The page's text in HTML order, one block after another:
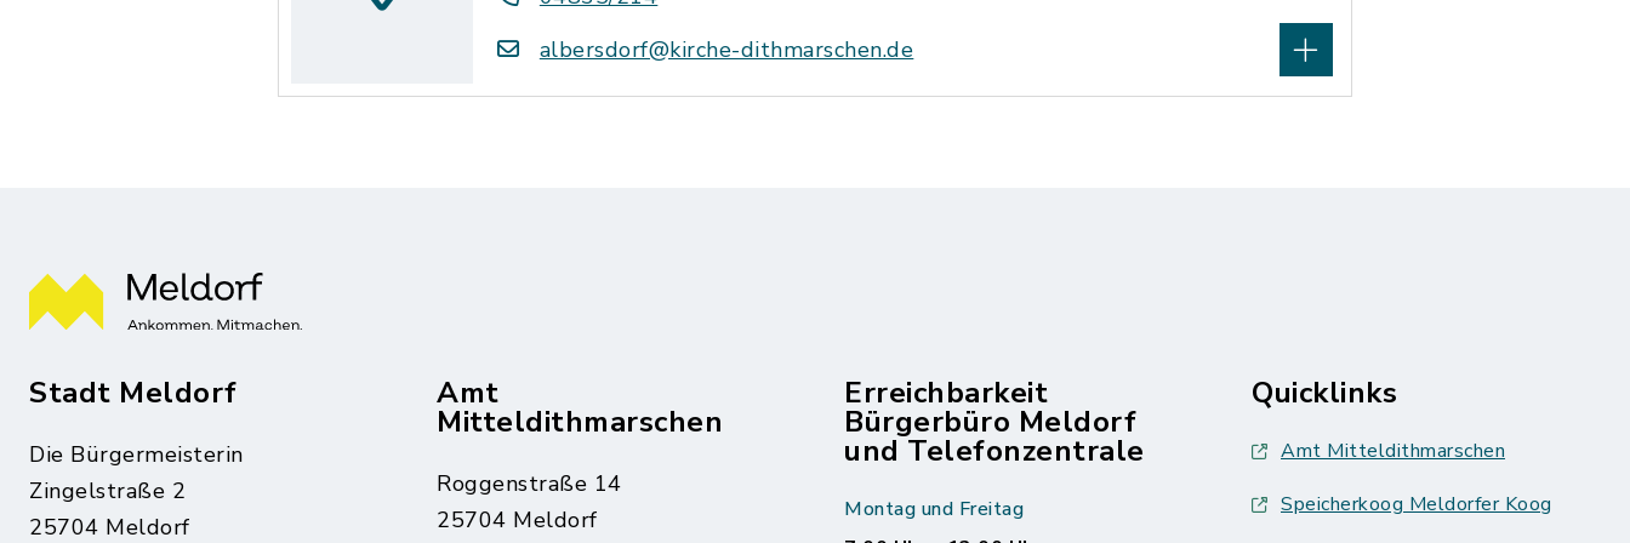
albersdorf@kirche-dithmarschen.de
Stadt Meldorf
Die Bürgermeisterin
Zingelstraße 2
25704 Meldorf
Amt
Mitteldithmarschen
Roggenstraße 14
25704 Meldorf
Erreichbarkeit
Bürgerbüro Meldorf
und Telefonzentrale
Montag und Freitag
Quicklinks
Amt Mitteldithmarschen
Speicherkoog Meldorfer Koog